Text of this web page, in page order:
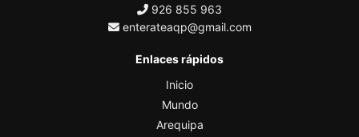
926 855 963
enterateaqp@gmail.com
Enlaces rápidos
Inicio
Mundo
Arequipa